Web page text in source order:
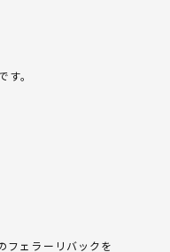
。
フェラーリバックを